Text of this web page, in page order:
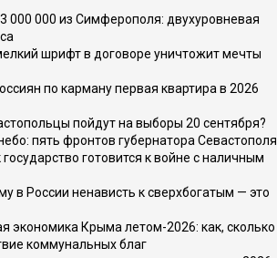
000 000 из Симферополя: двухуровневая
шрифт в договоре уничтожит мечты
по карману первая квартира в 2026
пойдут на выборы 20 сентября?
пять фронтов губернатора Севастополя
готовится к войне с наличным
в России ненависть к сверхбогатым — это
экономика Крыма летом-2026: как, сколько
коммунальных благ